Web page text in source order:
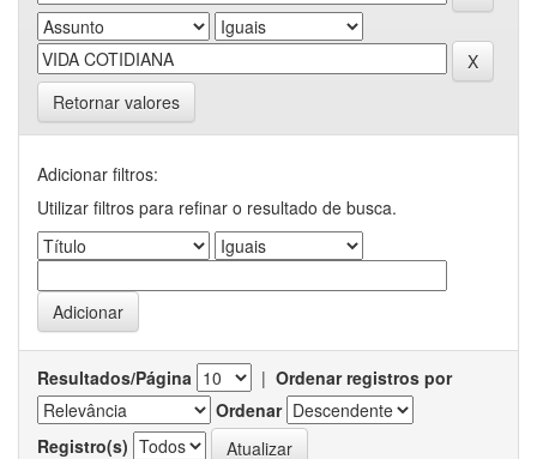
Retornar valores
Adicionar filtros:
Utilizar filtros para refinar o resultado de busca.
Resultados/Página | Ordenar registros por
Ordenar
Registro(s)